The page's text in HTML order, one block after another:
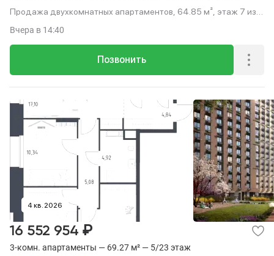
Продажа двухкомнатных апартаментов, 64.85 м², этаж 7 из
Позвонить
Вчера в 14:40
4 кв. 2026
3-комн. апартаменты — 69.27 м² — 5/23 этаж
16 552 954 ₽